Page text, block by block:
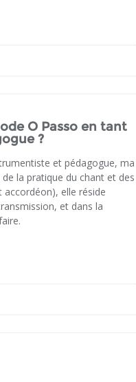
O Passo en tant
?
et pédagogue, ma
la pratique du chant et des
elle réside
et dans la